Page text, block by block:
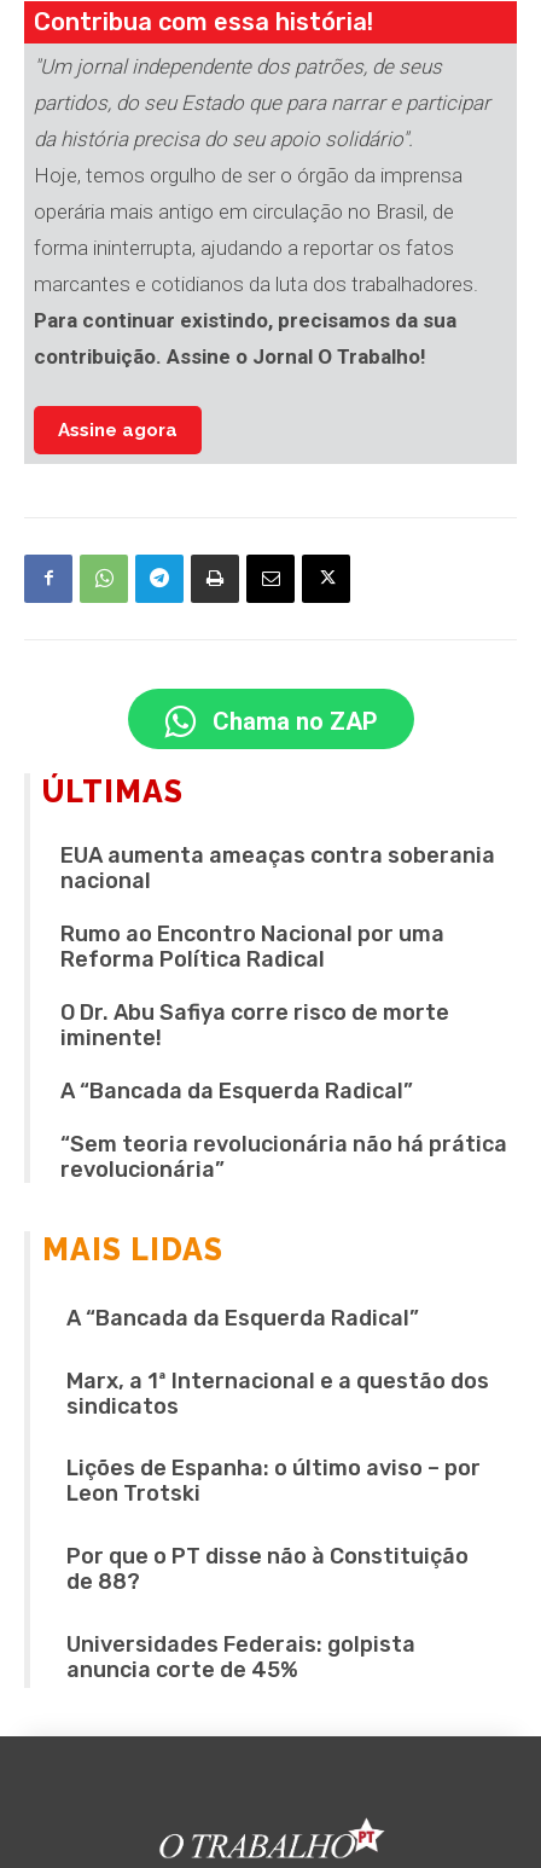
Contribua com essa história!
"Um jornal independente dos patrões, de seus
partidos, do seu Estado que para narrar e participar
da história precisa do seu apoio solidário".
Hoje, temos orgulho de ser o órgão da imprensa
operária mais antigo em circulação no Brasil, de
forma ininterrupta, ajudando a reportar os fatos
marcantes e cotidianos da luta dos trabalhadores.
Para continuar existindo, precisamos da sua
contribuição. Assine o Jornal O Trabalho!
Assine agora
Chama no ZAP
ÚLTIMAS
EUA aumenta ameaças contra soberania
nacional
Rumo ao Encontro Nacional por uma
Reforma Política Radical
O Dr. Abu Safiya corre risco de morte
iminente!
A “Bancada da Esquerda Radical”
“Sem teoria revolucionária não há prática
revolucionária”
MAIS LIDAS
A “Bancada da Esquerda Radical”
Marx, a 1ª Internacional e a questão dos
sindicatos
Lições de Espanha: o último aviso – por
Leon Trotski
Por que o PT disse não à Constituição
de 88?
Universidades Federais: golpista
anuncia corte de 45%